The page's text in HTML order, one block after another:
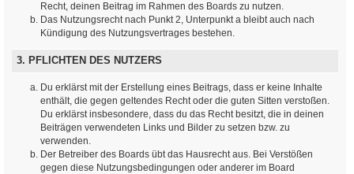
Recht, deinen Beitrag im Rahmen des Boards zu nutzen.
Das Nutzungsrecht nach Punkt 2, Unterpunkt a bleibt auch nach
Kündigung des Nutzungsvertrages bestehen.
3. PFLICHTEN DES NUTZERS
Du erklärst mit der Erstellung eines Beitrags, dass er keine Inhalte
enthält, die gegen geltendes Recht oder die guten Sitten verstoßen.
Du erklärst insbesondere, dass du das Recht besitzt, die in deinen
Beiträgen verwendeten Links und Bilder zu setzen bzw. zu
verwenden.
Der Betreiber des Boards übt das Hausrecht aus. Bei Verstößen
gegen diese Nutzungsbedingungen oder anderer im Board